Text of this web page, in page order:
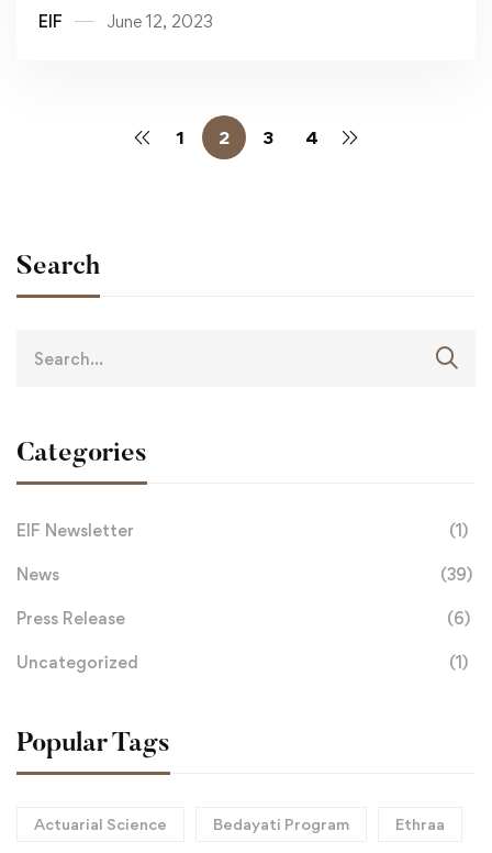
EIF June 12, 2023
1 2 3 4
Search
Categories
EIF Newsletter (1)
News (39)
Press Release (6)
Uncategorized (1)
Popular Tags
Actuarial Science Bedayati Program Ethraa